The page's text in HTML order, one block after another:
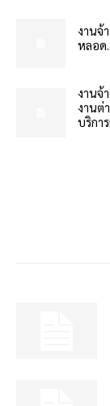
งานจ้
หลอด
งานจ้
งานต่
บริกา